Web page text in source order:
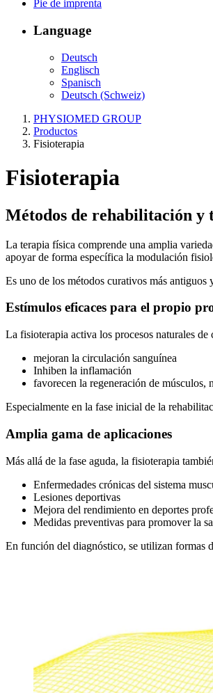
Pie de imprenta
Language
Deutsch
Englisch
Spanisch
Deutsch (Schweiz)
PHYSIOMED GROUP
Productos
Fisioterapia
Fisioterapia
Métodos de rehabilitación y
La terapia física comprende una amplia
apoyar de forma específica la modulación
Es uno de los métodos curativos más
Estímulos eficaces para el propio
La fisioterapia activa los procesos naturales
mejoran la circulación sanguínea
Inhiben la inflamación
favorecen la regeneración de
Especialmente en la fase inicial de la
Amplia gama de aplicaciones
Más allá de la fase aguda, la fisioterapia
Enfermedades crónicas del sistema
Lesiones deportivas
Mejora del rendimiento en deportes
Medidas preventivas para promover la
En función del diagnóstico, se utilizan formas